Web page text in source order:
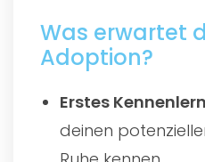
Was erwartet
Adoption?
Erstes
deinen